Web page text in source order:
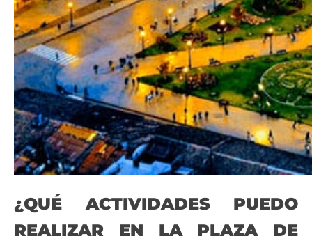
¿QUÉ ACTIVIDADESPUEDO
REALIZAR EN LA PLAZA DE